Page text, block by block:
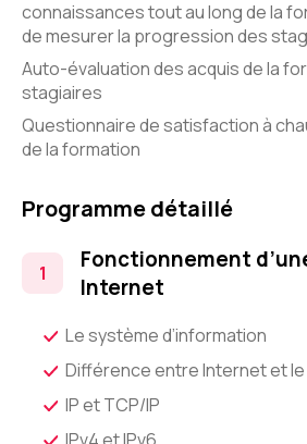
connaissances tout au long de la
de mesurer la progression des
Auto-évaluation des acquis de la
stagiaires
Questionnaire de satisfaction à
de la formation
Programme détaillé
Fonctionnement
Internet
Le système d’information
Différence entre Internet et le
IP et TCP/IP